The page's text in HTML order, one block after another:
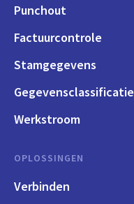
Punchout
Factuurcontrole
Stamgegevens
Gegevensclassificatie
Werkstroom
OPLOSSINGEN
Verbinden